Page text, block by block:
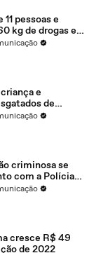
pessoas e
kg de drogas em
e
de
suspeito foi
criminosa se
com a Polícia
cresce R$ 49
de 2022